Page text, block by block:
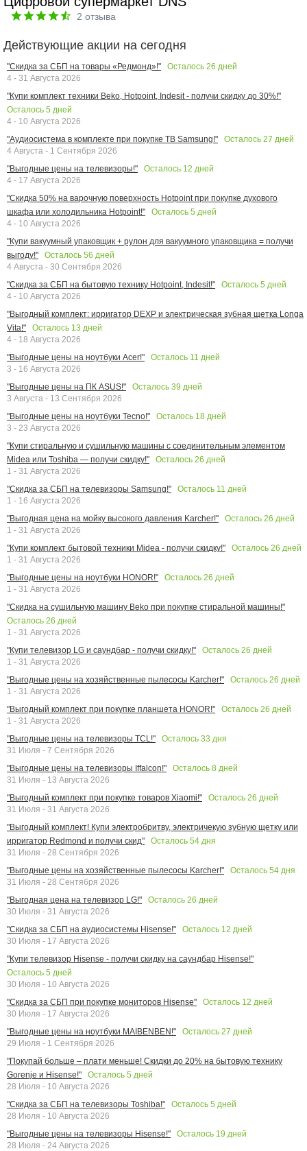
2 отзыва
Действующие акции на сегодня
"Скидка за СБП на товары «Редмонд»!" Осталось 26 дней
4 - 31 Августа 2026
"Купи комплект техники Beko, Hotpoint, Indesit - получи скидку до 30%!"
Осталось 5 дней
4 - 10 Августа 2026
"Аудиосистема в комплекте при покупке ТВ Samsung!"
Осталось 27 дней
4 Августа - 1 Сентября 2026
"Выгодные цены на телевизоры!"
Осталось 12 дней
4 - 17 Августа 2026
"Скидка 50% на варочную поверхность Hotpoint при покупке духового
шкафа или холодильника Hotpoint!"
Осталось 5 дней
4 - 10 Августа 2026
"Купи вакуумный упаковщик + рулон для вакуумного упаковщика = получи
выгоду!"
Осталось 56 дней
4 Августа - 30 Сентября 2026
"Скидка за СБП на бытовую технику Hotpoint, Indesit!"
Осталось 5 дней
4 - 10 Августа 2026
"Выгодный комплект: ирригатор DEXP и электрическая зубная щетка Longa
Vita!"
Осталось 13 дней
4 - 18 Августа 2026
"Выгодные цены на ноутбуки Acer!"
Осталось 11 дней
3 - 16 Августа 2026
"Выгодные цены на ПК ASUS!"
Осталось 39 дней
3 Августа - 13 Сентября 2026
"Выгодные цены на ноутбуки Tecno!"
Осталось 18 дней
3 - 23 Августа 2026
"Купи стиральную и сушильную машины с соединительным элементом
Midea или Toshiba — получи скидку!"
Осталось 26 дней
1 - 31 Августа 2026
"Скидка за СБП на телевизоры Samsung!"
Осталось 11 дней
1 - 16 Августа 2026
"Выгодная цена на мойку высокого давления Karcher!"
Осталось 26 дней
1 - 31 Августа 2026
"Купи комплект бытовой техники Midea - получи скидку!"
Осталось 26 дней
1 - 31 Августа 2026
"Выгодные цены на ноутбуки HONOR!"
Осталось 26 дней
1 - 31 Августа 2026
"Скидка на сушильную машину Beko при покупке стиральной машины!"
Осталось 26 дней
1 - 31 Августа 2026
"Купи телевизор LG и саундбар - получи скидку!"
Осталось 26 дней
1 - 31 Августа 2026
"Выгодные цены на хозяйственные пылесосы Karcher!"
Осталось 26 дней
1 - 31 Августа 2026
"Выгодный комплект при покупке планшета HONOR!"
Осталось 26 дней
1 - 31 Августа 2026
"Выгодные цены на телевизоры TCL!"
Осталось 33 дня
31 Июля - 7 Сентября 2026
"Выгодные цены на телевизоры Iffalcon!"
Осталось 8 дней
31 Июля - 13 Августа 2026
"Выгодный комплект при покупке товаров Xiaomi!"
Осталось 26 дней
31 Июля - 31 Августа 2026
"Выгодный комплект! Купи электробритву, электричекую зубную щетку или
ирригатор Redmond и получи скид"
Осталось 54 дня
31 Июля - 28 Сентября 2026
"Выгодные цены на хозяйственные пылесосы Karcher!"
Осталось 54 дня
31 Июля - 28 Сентября 2026
"Выгодная цена на телевизор LG!"
Осталось 26 дней
30 Июля - 31 Августа 2026
"Скидка за СБП на аудиосистемы Hisense!"
Осталось 12 дней
30 Июля - 17 Августа 2026
"Купи телевизор Hisense - получи скидку на саундбар Hisense!"
Осталось 5 дней
30 Июля - 10 Августа 2026
"Скидка за СБП при покупке мониторов Hisense"
Осталось 12 дней
30 Июля - 17 Августа 2026
"Выгодные цены на ноутбуки MAIBENBEN!"
Осталось 27 дней
29 Июля - 1 Сентября 2026
"Покупай больше – плати меньше! Скидки до 20% на бытовую технику
Gorenje и Hisense!"
Осталось 5 дней
28 Июля - 10 Августа 2026
"Скидка за СБП на телевизоры Toshiba!"
Осталось 5 дней
28 Июля - 10 Августа 2026
"Выгодные цены на телевизоры Hisense!"
Осталось 19 дней
28 Июля - 24 Августа 2026